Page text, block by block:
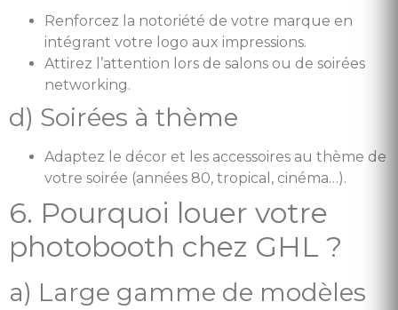
Renforcez la notoriété de votre marque en
intégrant votre logo aux impressions.
Attirez l’attention lors de salons ou de soirées
networking.
d) Soirées à thème
Adaptez le décor et les accessoires au thème de
votre soirée (années 80, tropical, cinéma…).
6. Pourquoi louer votre
photobooth chez GHL ?
a) Large gamme de modèles